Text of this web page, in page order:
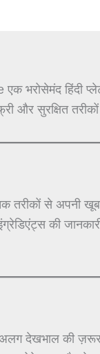
भरोसेमंद हिंदी
और सुरक्षित
तरीकों से अपनी
की
अलग देखभाल की